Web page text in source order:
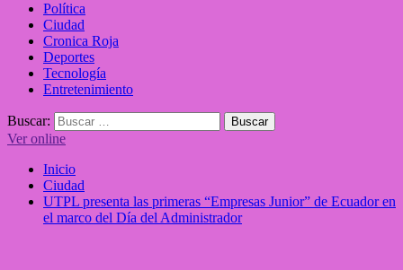
Política
Ciudad
Cronica Roja
Deportes
Tecnología
Entretenimiento
Buscar:
Ver online
Inicio
Ciudad
UTPL presenta las primeras “Empresas Junior” de Ecuador en
el marco del Día del Administrador